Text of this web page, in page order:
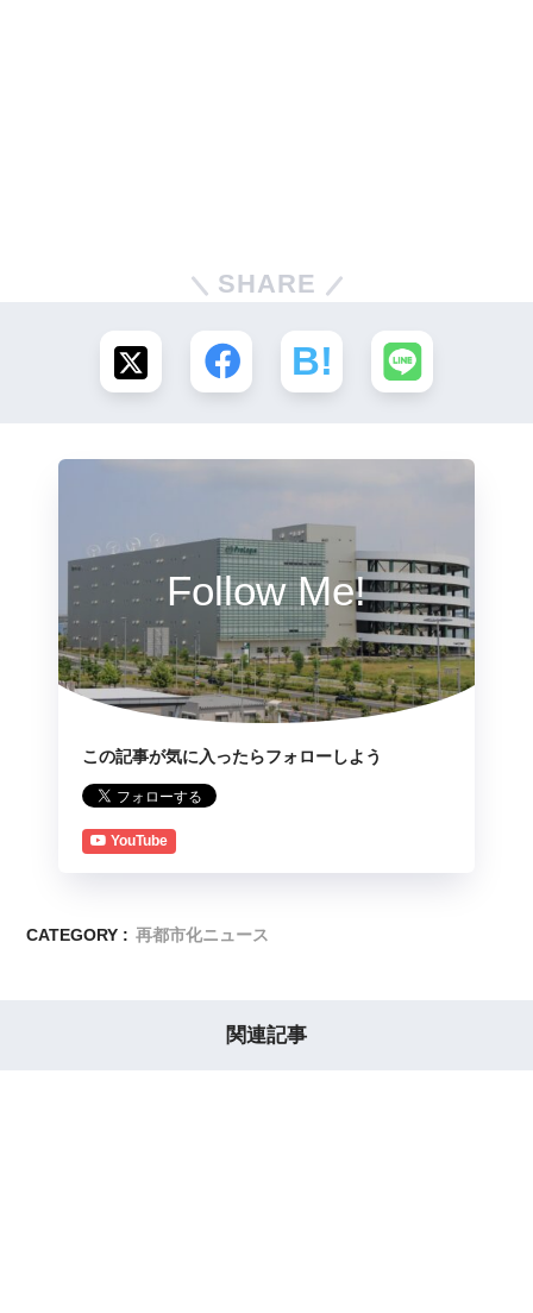
SHARE
Follow Me!
この記事が気に入ったらフォローしよう
YouTube
CATEGORY : 再都市化ニュース
関連記事